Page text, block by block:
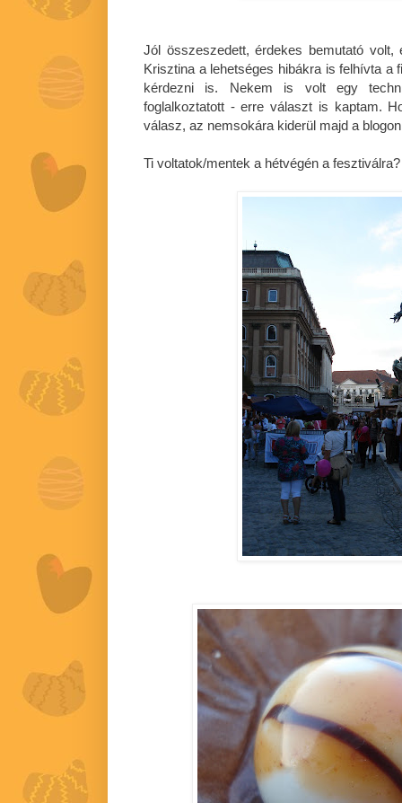
Jól összeszedett, érdekes bemutató
Krisztina a lehetséges hibákra is felhívta a
kérdezni is. Nekem is volt egy
foglalkoztatott - erre választ is kaptam.
válasz, az nemsokára kiderül majd a
Ti voltatok/mentek a hétvégén a fesztiválra?